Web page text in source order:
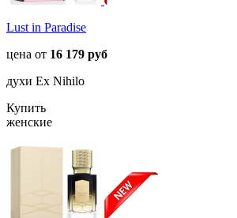
Lust in Paradise
цена от 16 179 руб
духи Ex Nihilo
Купить
женские